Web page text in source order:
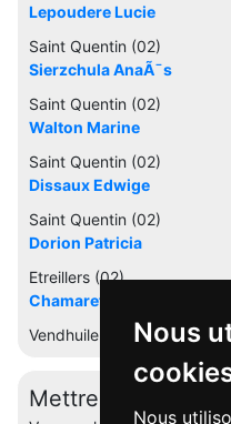
Nous
Nous
Lepoudere Lucie
Saint Quentin (02)
Sierzchula AnaÃ¯s
Saint Quentin (02)
Walton Marine
Saint Quentin (02)
Dissaux Edwige
Saint Quentin (02)
Dorion Patricia
Etreillers (02)
Chamaret Elisabeth
Vendhuile (02)
Mettre à jour cette